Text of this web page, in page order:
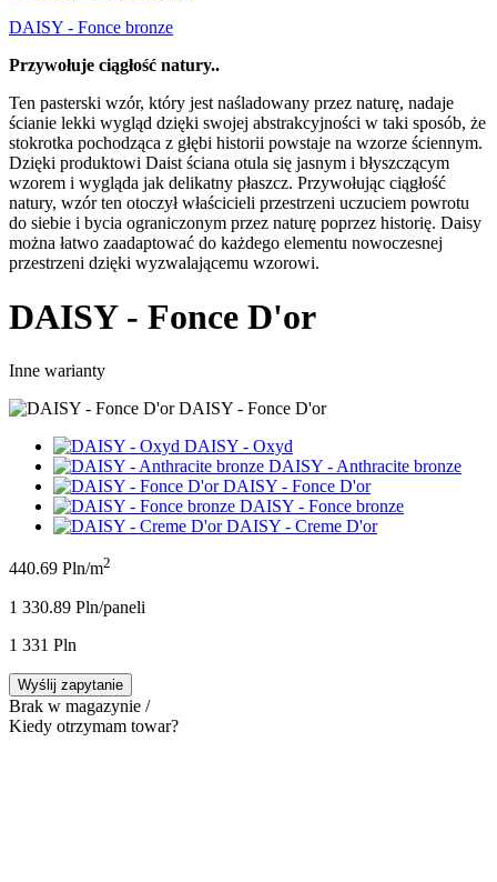
DAISY - Fonce bronze
Przywołuje ciągłość natury..
Ten pasterski wzór, który jest naśladowany przez naturę, nadaje
ścianie lekki wygląd dzięki swojej abstrakcyjności w taki sposób, że
stokrotka pochodząca z głębi historii powstaje na wzorze ściennym.
Dzięki produktowi Daist ściana otula się jasnym i błyszczącym
wzorem i wygląda jak delikatny płaszcz. Przywołując ciągłość
natury, wzór ten otoczył właścicieli przestrzeni uczuciem powrotu
do siebie i bycia ograniczonym przez naturę poprzez historię. Daisy
można łatwo zaadaptować do każdego elementu nowoczesnej
przestrzeni dzięki wyzwalającemu wzorowi.
DAISY - Fonce D'or
Inne warianty
DAISY - Fonce D'or
DAISY - Oxyd
DAISY - Anthracite bronze
DAISY - Fonce D'or
DAISY - Fonce bronze
DAISY - Creme D'or
440.69 Pln/m2
1 330.89 Pln/paneli
1 331 Pln
Wyślij zapytanie
Brak w magazynie /
Kiedy otrzymam towar?